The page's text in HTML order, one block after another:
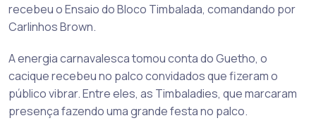
recebeu o Ensaio do Bloco Timbalada, comandando por
Carlinhos Brown.
A energia carnavalesca tomou conta do Guetho, o
cacique recebeu no palco convidados que fizeram o
público vibrar. Entre eles, as Timbaladies, que marcaram
presença fazendo uma grande festa no palco.